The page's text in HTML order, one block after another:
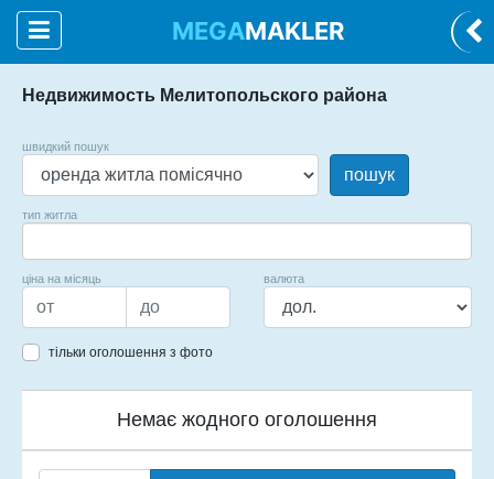
MEGAMAKLER
Недвижимость Мелитопольского района
швидкий пошук
пошук
тип житла
ціна на місяць валюта
тільки оголошення з фото
Немає жодного оголошення